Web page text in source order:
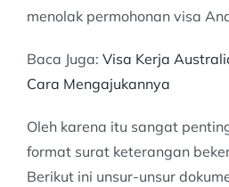
menolak permohonan visa
Baca Juga: Visa Kerja
Cara Mengajukannya
Oleh karena itu sangat
format surat keterangan
Berikut ini unsur-unsur